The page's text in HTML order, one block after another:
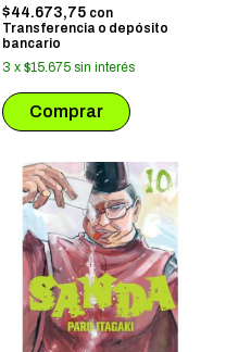
$44.673,75 con
Transferencia o depósito
bancario
3 x $15.675 sin interés